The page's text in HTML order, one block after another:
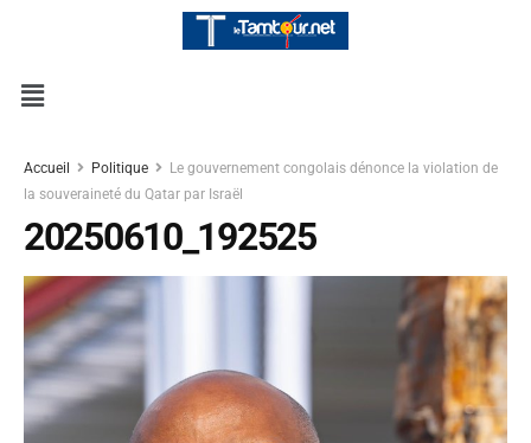
Accueil Politique
Le gouvernement congolais dénonce la violation de
la souveraineté du Qatar par Israël
20250610_192525